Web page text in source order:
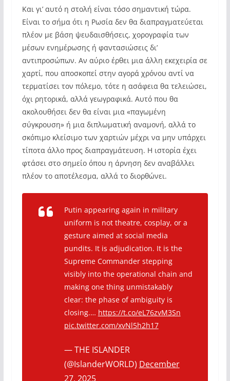
Και γι’ αυτό η στολή είναι τόσο σημαντική τώρα.
Είναι το σήμα ότι η Ρωσία δεν θα διαπραγματεύεται
πλέον με βάση ψευδαισθήσεις, χορογραφία των
μέσων ενημέρωσης ή φαντασιώσεις δι’
αντιπροσώπων. Αν αύριο έρθει μια άλλη εκεχειρία σε
χαρτί, που αποσκοπεί στην αγορά χρόνου αντί να
τερματίσει τον πόλεμο, τότε η ασάφεια θα τελειώσει,
όχι ρητορικά, αλλά γεωγραφικά. Αυτό που θα
ακολουθήσει δεν θα είναι μια «παγωμένη
σύγκρουση» ή μια διπλωματική αναμονή, αλλά το
σκόπιμο κλείσιμο των χαρτιών μέχρι να μην υπάρχει
τίποτα άλλο προς διαπραγμάτευση. Η ιστορία έχει
φτάσει στο σημείο όπου η άρνηση δεν αναβάλλει
πλέον το αποτέλεσμα, αλλά το διορθώνει.
Putin appearing again in military
uniform is not theatre, cosplay, or a
gesture aimed at social media
pundits. It is adjudication. It is the
Supreme Commander stepping
visibly into the operational chain and
making one thing unmistakably
clear: the phase of ambiguity is
closing.… https://t.co/eL76zvM3Sn
pic.twitter.com/xvNl5h2h17
— THE ISLANDER
(@IslanderWORLD) December
27, 2025